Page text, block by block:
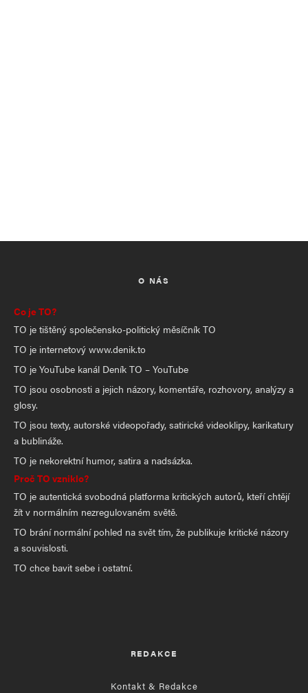
O NÁS
Co je TO?
TO je tištěný společensko-politický měsíčník TO
TO je internetový www.denik.to
TO je YouTube kanál Deník TO – YouTube
TO jsou osobnosti a jejich názory, komentáře, rozhovory, analýzy a
glosy.
TO jsou texty, autorské videopořady, satirické videoklipy, karikatury
a bublináže.
TO je nekorektní humor, satira a nadsázka.
Proč TO vzniklo?
TO je autentická svobodná platforma kritických autorů, kteří chtějí
žít v normálním nezregulovaném světě.
TO brání normální pohled na svět tím, že publikuje kritické názory
a souvislosti.
TO chce bavit sebe i ostatní.
REDAKCE
Kontakt & Redakce